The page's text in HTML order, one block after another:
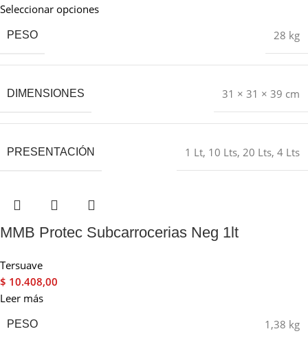
Seleccionar opciones
PESO 28 kg
DIMENSIONES 31 × 31 × 39 cm
PRESENTACIÓN 1 Lt, 10 Lts, 20 Lts, 4 Lts
MMB Protec Subcarrocerias Neg 1lt
Tersuave
$ 10.408,00
Leer más
PESO 1,38 kg